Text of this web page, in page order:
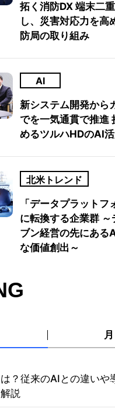
拓く消防DX 端末二
し、災害対応力を高
防局の取り組み
AI
新システム開発から
でを一気通貫で推進
めるツルハHDのAI活
北米トレンド
「データプラットフ
に転換する企業群 ～
ブン経営の先にある
な価値創出～
月
？従来のAIとの違いや
説